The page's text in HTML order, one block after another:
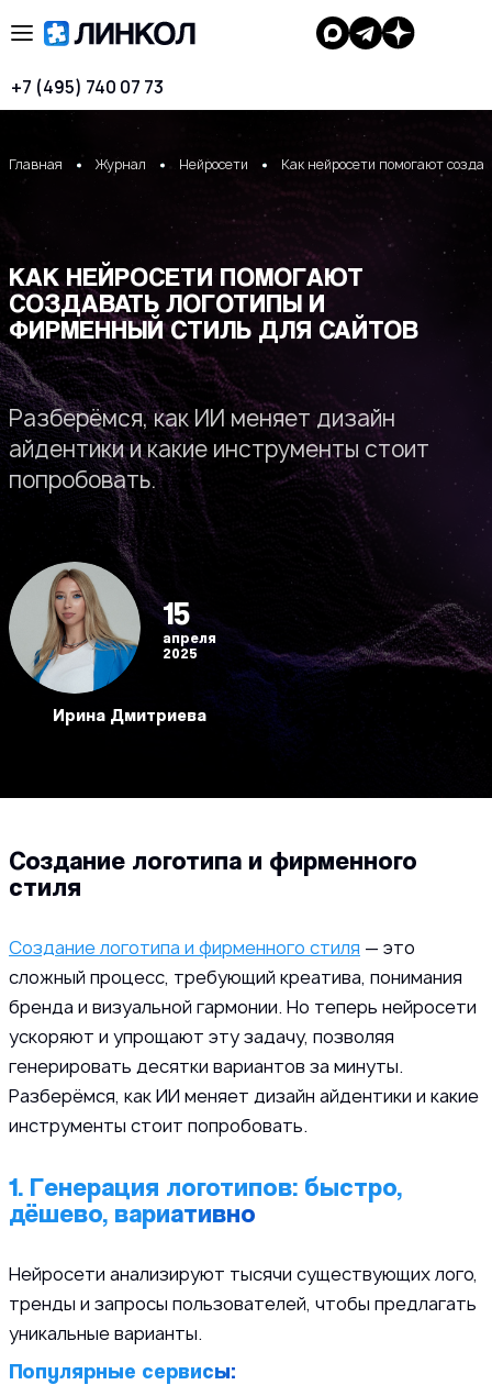
+7 (495) 740 07 73
Главная Журнал Нейросети Как нейросети помогают
КАК НЕЙРОСЕТИ ПОМОГАЮТ
СОЗДАВАТЬ ЛОГОТИПЫ И
ФИРМЕННЫЙ СТИЛЬ ДЛЯ САЙТОВ
Разберёмся, как ИИ меняет дизайн
айдентики и какие инструменты стоит
попробовать.
15
апреля
2025
Ирина Дмитриева
Создание логотипа и фирменного
стиля
Создание логотипа и фирменного стиля — это
сложный процесс, требующий креатива, понимания
бренда и визуальной гармонии. Но теперь нейросети
ускоряют и упрощают эту задачу, позволяя
генерировать десятки вариантов за минуты.
Разберёмся, как ИИ меняет дизайн айдентики и какие
инструменты стоит попробовать.
1. Генерация логотипов: быстро,
дёшево, вариативно
Нейросети анализируют тысячи существующих лого,
тренды и запросы пользователей, чтобы предлагать
уникальные варианты.
Популярные сервисы: